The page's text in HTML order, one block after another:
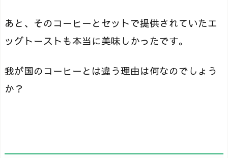
あと、そのコーヒーとセットで提供されていたエ
ッグトーストも本当に美味しかったです。
我が国のコーヒーとは違う理由は何なのでしょう
か？